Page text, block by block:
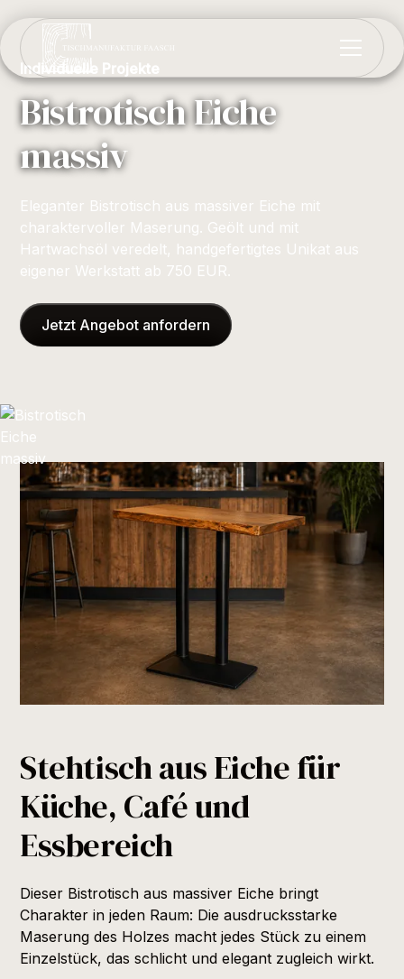
Individuelle Projekte
Bistrotisch Eiche
massiv
Eleganter Bistrotisch aus massiver Eiche mit
charaktervoller Maserung. Geölt und mit
Hartwachsöl veredelt, handgefertigtes Unikat aus
eigener Werkstatt ab 750 EUR.
Jetzt Angebot anfordern
Stehtisch aus Eiche für
Küche, Café und
Essbereich
Dieser Bistrotisch aus massiver Eiche bringt
Charakter in jeden Raum: Die ausdrucksstarke
Maserung des Holzes macht jedes Stück zu einem
Einzelstück, das schlicht und elegant zugleich wirkt.